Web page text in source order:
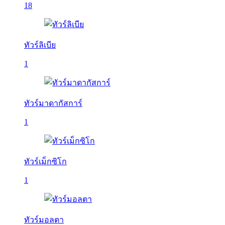
18
ทัวร์ลิเบีย
1
ทัวร์มาดากัสการ์
1
ทัวร์เม็กซิโก
1
ทัวร์มอลตา